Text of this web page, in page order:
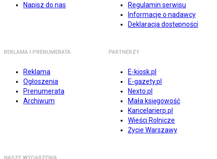
Napisz do nas
Regulamin serwisu
Informacje o nadawcy
Deklaracja dostępności
REKLAMA I PRENUMERATA
Reklama
Ogłoszenia
Prenumerata
Archiwum
PARTNERZY
E-kiosk.pl
E-gazety.pl
Nexto.pl
Mała księgowość
Kancelarierp.pl
Wieści Rolnicze
Życie Warszawy